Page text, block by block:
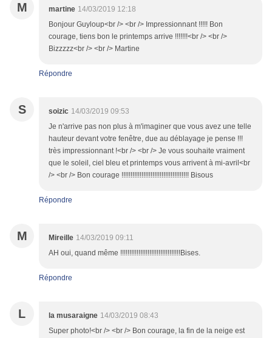
M martine 14/03/2019 12:18
Bonjour Guyloup<br /> <br /> Impressionnant !!!!! Bon
courage, tiens bon le printemps arrive !!!!!!!<br /> <br />
Bizzzzz<br /> <br /> Martine
Répondre
S soizic 14/03/2019 09:53
Je n'arrive pas non plus à m'imaginer que vous avez une telle
hauteur devant votre fenêtre, due au déblayage je pense !!!
très impressionnant !<br /> <br /> Je vous souhaite vraiment
que le soleil, ciel bleu et printemps vous arrivent à mi-avril<br
/> <br /> Bon courage !!!!!!!!!!!!!!!!!!!!!!!!!!!!!!!!!!!!! Bisous
Répondre
M Mireille 14/03/2019 09:11
AH oui, quand même !!!!!!!!!!!!!!!!!!!!!!!!!!!!!!!!!Bises.
Répondre
L la musaraigne 14/03/2019 08:43
Super photo!<br /> <br /> Bon courage, la fin de la neige est